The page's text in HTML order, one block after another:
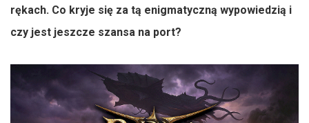
rękach. Co kryje się za tą enigmatyczną wypowiedzią i
czy jest jeszcze szansa na port?